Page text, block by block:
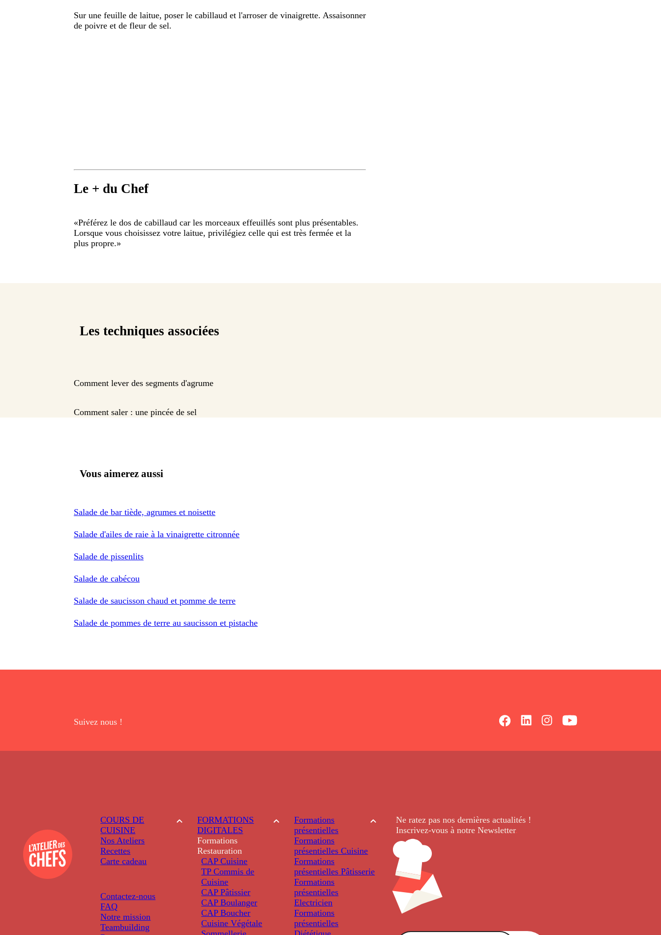
Sur une feuille de laitue, poser le cabillaud et l'arroser de vinaigrette. Assaisonner
de poivre et de fleur de sel.
Le + du Chef
«Préférez le dos de cabillaud car les morceaux effeuillés sont plus présentables.
Lorsque vous choisissez votre laitue, privilégiez celle qui est très fermée et la
plus propre.»
Les techniques associées
Comment lever des segments d'agrume
Comment saler : une pincée de sel
Vous aimerez aussi
Salade de bar tiède, agrumes et noisette
Salade d'ailes de raie à la vinaigrette citronnée
Salade de pissenlits
Salade de cabécou
Salade de saucisson chaud et pomme de terre
Salade de pommes de terre au saucisson et pistache
Suivez nous !
COURS DE
CUISINE
Nos Ateliers
Recettes
Carte cadeau
Contactez-nous
FAQ
Notre mission
Teambuilding
FORMATIONS
DIGITALES
Formations
Restauration
CAP Cuisine
TP Commis de
Cuisine
CAP Pâtissier
CAP Boulanger
CAP Boucher
Cuisine Végétale
Formations
présentielles
Formations
présentielles Cuisine
Formations
présentielles Pâtisserie
Formations
présentielles
Electricien
Formations
présentielles
Ne ratez pas nos dernièresactualités !
Inscrivez-vous à notre Newsletter.